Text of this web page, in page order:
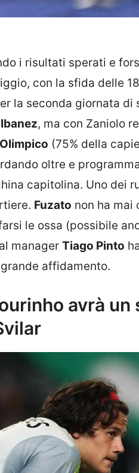
i risultati sperati e
con la sfida delle
la seconda giornata
Ibanez, ma con Zaniolo
(75% della
oltre e
capitolina. Uno dei
Fuzato non ha mai
le ossa (possibile
manager Tiago Pinto
affidamento.
avrà